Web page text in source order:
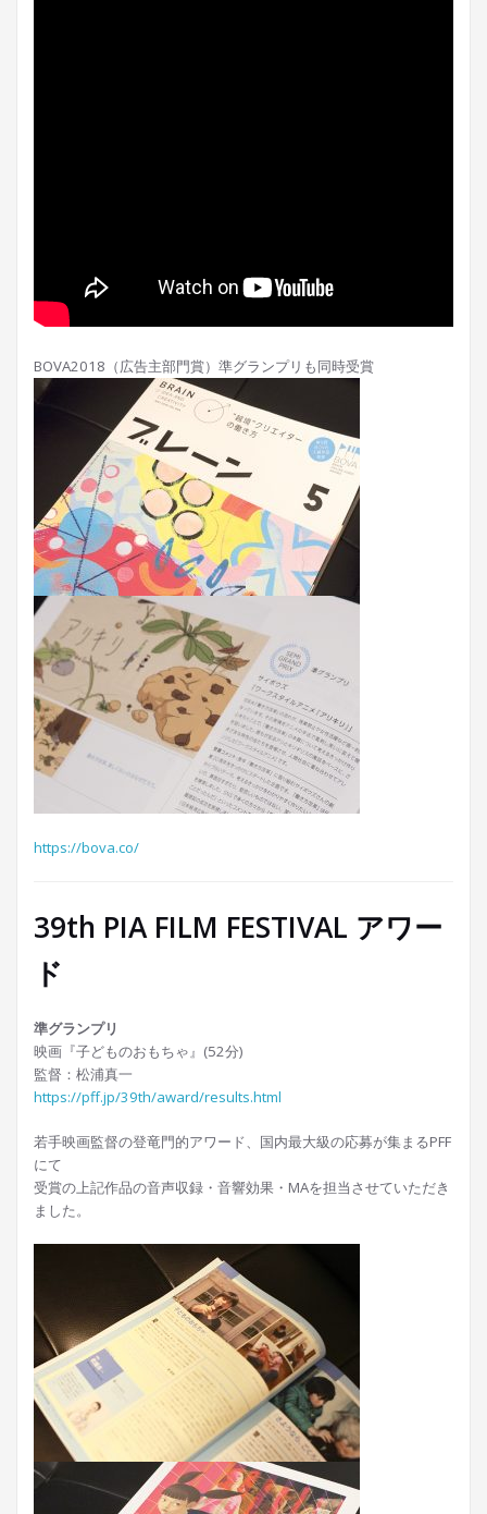
BOVA2018（広告主部門賞）準グランプリも同時受賞
https://bova.co/
39th PIA FILM FESTIVAL アワー
ド
準グランプリ
映画『子どものおもちゃ』(52分)
監督：松浦真一
https://pff.jp/39th/award/results.html
若手映画監督の登竜門的アワード、国内最大級の応募が集まるPFF
にて
受賞の上記作品の音声収録・音響効果・MAを担当させていただき
ました。